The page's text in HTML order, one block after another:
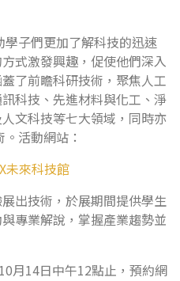
子們更加了解科技的迅速
式激發興趣，促使他們深入
了前瞻科研技術，聚焦人工
科技、先進材料與化工、淨
文科技等七大領域，同時亦
活動網站：
未來科技館
出技術，於展期間提供學生
專業解說，掌握產業趨勢並
月14日中午12點止，預約網